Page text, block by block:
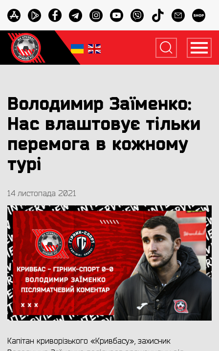
Володимир Заїменко:
Нас влаштовує тільки
перемога в кожному
турі
14 листопада 2021
Капітан криворізького «Кривбасу», захисник